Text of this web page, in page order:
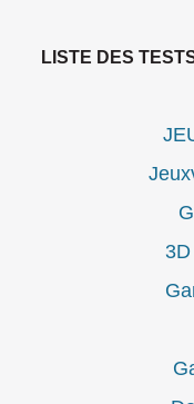
LISTE DES